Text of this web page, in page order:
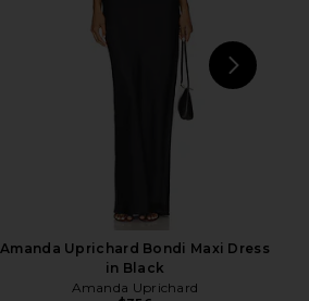
Amanda Uprichard Bondi Maxi Dress
in Black
Amanda Uprichard